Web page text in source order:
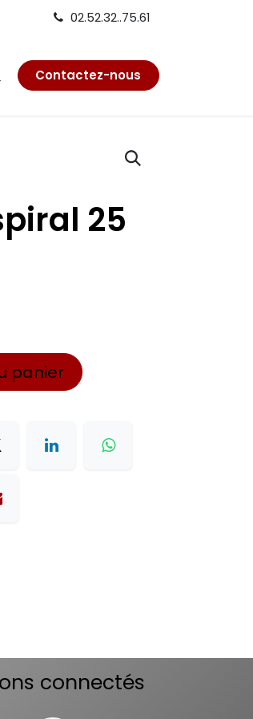
02.52.32..75.61
Contactez-nous
25
panier
connectés